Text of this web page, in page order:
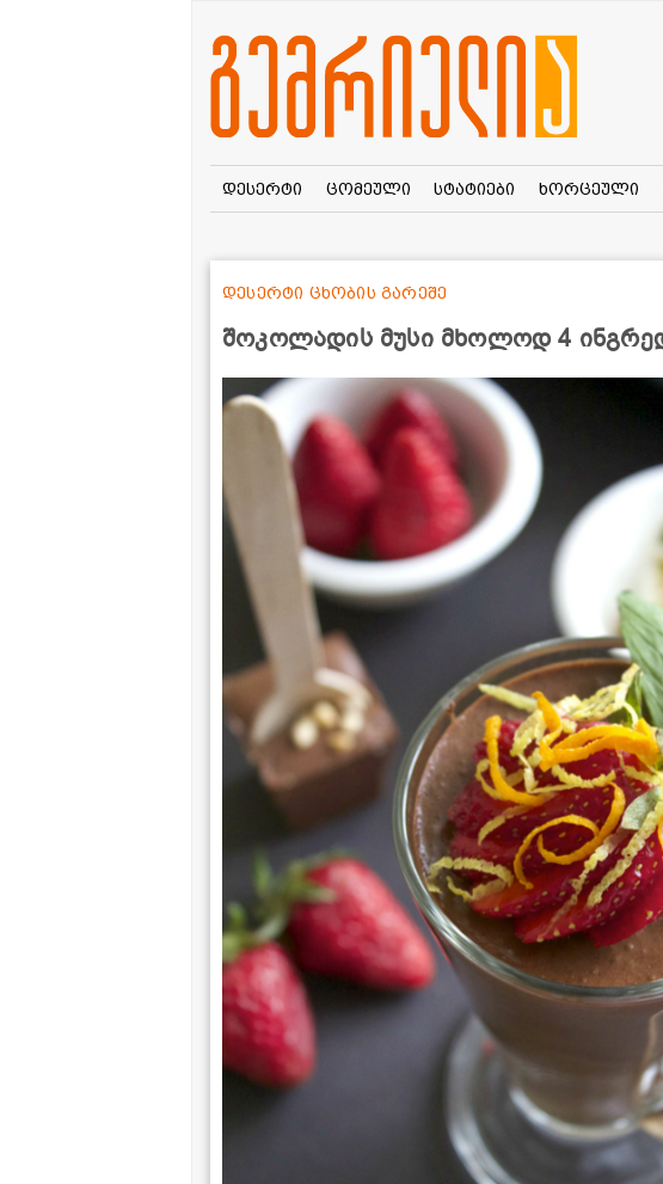
დესერტი ცომეული სტატიები ხორცეული
შოკოლადის მუსი მხოლოდ 4
დესერტი ცხობის გარეშე